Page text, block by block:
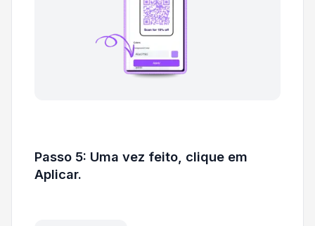
Passo 5: Uma vez feito, clique em
Aplicar.